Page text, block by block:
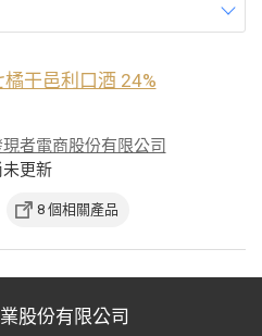
橘干邑利口酒 24%
者電商股份有限公司
更新
8 個相關產品
股份有限公司